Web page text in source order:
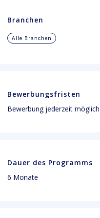
Branchen
Alle Branchen
Bewerbungsfristen
Bewerbung jederzeit möglich
Dauer des Programms
6 Monate